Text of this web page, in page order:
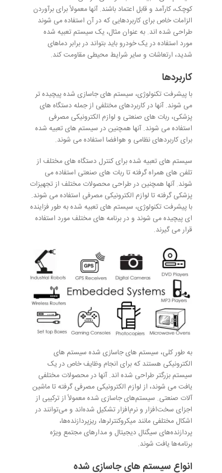
کوچک، کارآمد و قابل اعتماد باشند. آنها معمولاً برای برآوردن
الزامات خاص برای کاربردهایی که در آن استفاده می شوند
طراحی شده اند. به عنوان مثال، یک سیستم تعبیه شده
مورد استفاده در یک خودرو باید بتواند در برابر دماهای
شدید، ارتعاشات و سایر شرایط محیطی مقاومت کند.
کاربردها
با پیشرفت تکنولوژی، سیستم های جاسازی شده پیچیده تر
می شوند. آنها در کاربردهای مختلفی از جمله دستگاه های
پزشکی، ربات های صنعتی و لوازم الکترونیکی مصرفی
استفاده می شوند. آنها همچنین در سیستم های تعبیه شده
برای کاربردهای نظامی و هوافضا استفاده می شوند.
سیستم های تعبیه شده برای کنترل دستگاه های مختلف از
تلفن های همراه گرفته تا ربات های صنعتی استفاده می
شوند. آنها همچنین در طراحی محصولات مختلف از تجهیزات
پزشکی گرفته تا لوازم الکترونیکی مصرفی استفاده می شوند.
با پیشرفت تکنولوژی، سیستم های تعبیه شده به طور فزاینده
ای پیچیده می شوند و در برنامه های مختلف مورد استفاده
قرار می گیرند.
به طور کلی، سیستم های جاسازی شده سیستم های
الکترونیکی هستند که برای انجام وظایف خاص در یک
سیستم بزرگتر طراحی شده اند. آنها در محصولات مختلفی
یافت می شوند، از لوازم الکترونیکی مصرفی گرفته تا ماشین
آلات صنعتی. سیستم‌های جاسازی شده معمولاً از ترکیبی از
اجزای سخت‌افزار و نرم‌افزار تشکیل شده‌اند و می‌توانند در
اشکال مختلفی مانند میکروکنترلرها، ریزپردازنده‌ها،
پردازنده‌های سیگنال دیجیتال و مدارهای مجتمع ویژه
برنامه‌ها یافت شوند.
انواع سیستم های جاسازی شده